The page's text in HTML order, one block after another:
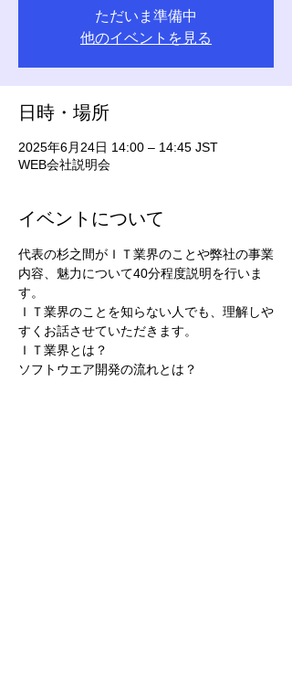
ただいま準備中
他のイベントを見る
日時・場所
2025年6月24日 14:00 – 14:45 JST
WEB会社説明会
イベントについて
代表の杉之間がＩＴ業界のことや弊社の事業
内容、魅力について40分程度説明を行いま
す。
ＩＴ業界のことを知らない人でも、理解しや
すくお話させていただきます。
ＩＴ業界とは？
ソフトウエア開発の流れとは？